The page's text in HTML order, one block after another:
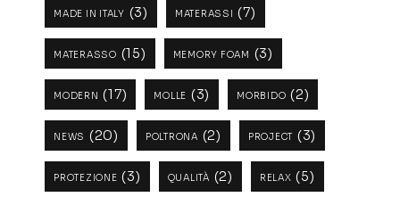
MADE IN ITALY (3) MATERASSI (7)
MATERASSO (15) MEMORY FOAM (3)
MODERN (17) MOLLE (3) MORBIDO (2)
NEWS (20) POLTRONA (2) PROJECT (3)
PROTEZIONE (3) QUALITÀ (2) RELAX (5)